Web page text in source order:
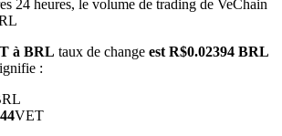
sur actions, forex, métaux précieux et matières
24 heures, le volume de trading de VeChain
à BRL taux de change est R$0.02394 BRL
:
VET